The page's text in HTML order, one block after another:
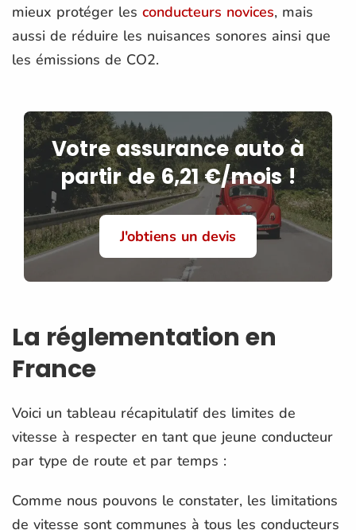
mieux protéger les conducteurs novices, mais
aussi de réduire les nuisances sonores ainsi que
les émissions de CO2.
Votre assurance auto à
partir de 6,21 €/mois !
J'obtiens un devis
La réglementation en
France
Voici un tableau récapitulatif des limites de
vitesse à respecter en tant que jeune conducteur
par type de route et par temps :
Comme nous pouvons le constater, les limitations
de vitesse sont communes à tous les conducteurs